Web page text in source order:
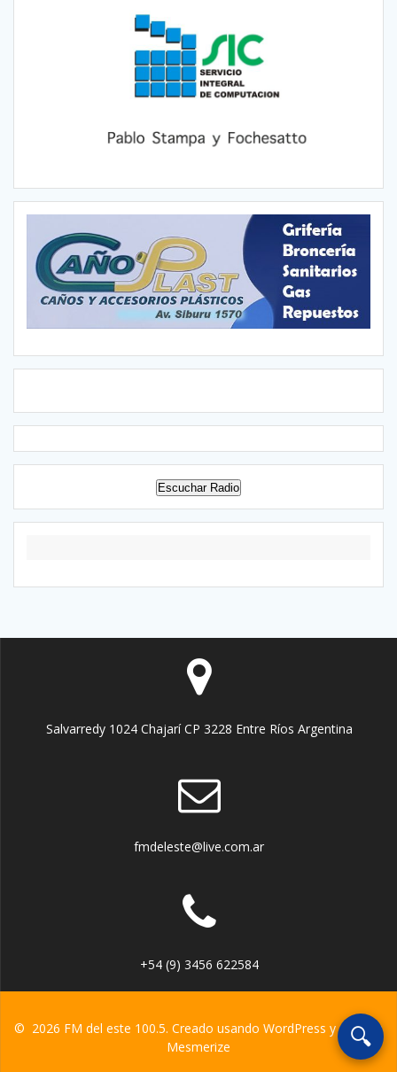
Escuchar Radio
Salvarredy 1024 Chajarí CP 3228 Entre Ríos Argentina
fmdeleste@live.com.ar
+54 (9) 3456 622584
© 2026 FM del este 100.5. Creado usando WordPress y eltema
Mesmerize
🔍